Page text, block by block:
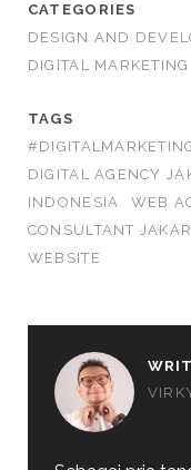
CATEGORIES
DESIGN AND
DIGITAL MARKETING
TAGS
DIGITAL AGENCY
INDONESIA
WEB
CONSULTANT
WEBSITE